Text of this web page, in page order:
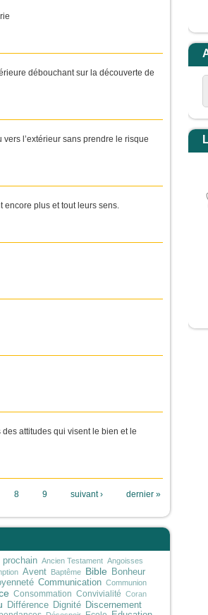
débouchant sur la découverte de
l’extérieur sans prendre le risque
encore plus et tout leurs sens.
attitudes qui visent le bien et le
8 9 suivant › dernier »
prochain Ancien Testament Angoisses
Avent Baptême Bible Bonheur
Communication Communion
Consommation Convivialité Coran
Différence Dignité Discernement